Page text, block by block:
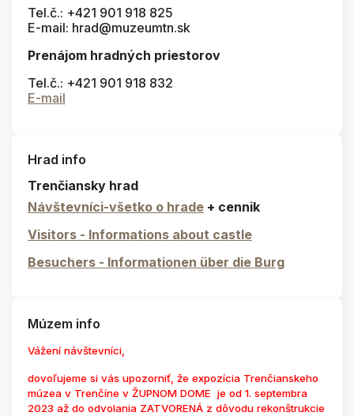
Tel.č.: +421 901 918 825
E-mail: hrad@muzeumtn.sk
Prenájom hradných priestorov
Tel.č.: +421 901 918 832
E-mail
Hrad info
Trenčiansky hrad
Návštevníci-všetko o hrade + cennik
Visitors - Informations about castle
Besuchers - Informationen über die Burg
Múzem info
Vážení návštevníci,
dovoľujeme si vás upozorniť, že expozícia Trenčianskeho
múzea v Trenčíne v ŽUPNOM DOME je od 1. septembra
2023 až do odvolania ZATVORENÁ z dôvodu rekonštrukcie